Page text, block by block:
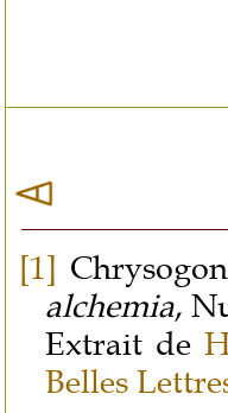
[1]
alchemia,
Extrait de
Belles